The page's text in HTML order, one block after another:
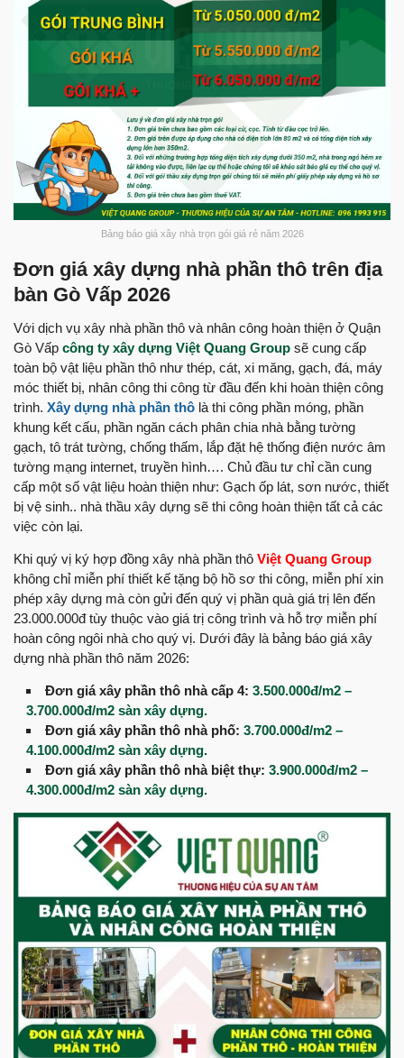
Bảng báo giá xây nhà trọn gói giá rẻ năm 2026
Đơn giá xây dựng nhà phần thô trên địa
bàn Gò Vấp 2026
Với dịch vụ xây nhà phần thô và nhân công hoàn thiện ở Quận
Gò Vấp công ty xây dựng Việt Quang Group sẽ cung cấp
toàn bộ vật liệu phần thô như thép, cát, xi măng, gạch, đá, máy
móc thiết bị, nhân công thi công từ đầu đến khi hoàn thiện công
trình. Xây dựng nhà phần thô là thi công phần móng, phần
khung kết cấu, phần ngăn cách phân chia nhà bằng tường
gạch, tô trát tường, chống thấm, lắp đặt hệ thống điện nước âm
tường mạng internet, truyền hình…. Chủ đầu tư chỉ cần cung
cấp một số vật liệu hoàn thiện như: Gạch ốp lát, sơn nước, thiết
bị vệ sinh.. nhà thầu xây dựng sẽ thi công hoàn thiện tất cả các
việc còn lại.
Khi quý vị ký hợp đồng xây nhà phần thô Việt Quang Group
không chỉ miễn phí thiết kế tặng bộ hồ sơ thi công, miễn phí xin
phép xây dựng mà còn gửi đến quý vị phần quà giá trị lên đến
23.000.000đ tùy thuộc vào giá trị công trình và hỗ trợ miễn phí
hoàn công ngôi nhà cho quý vị. Dưới đây là bảng báo giá xây
dựng nhà phần thô năm 2026:
Đơn giá xây phần thô nhà cấp 4: 3.500.000đ/m2 –
3.700.000đ/m2 sàn xây dựng.
Đơn giá xây phần thô nhà phố: 3.700.000đ/m2 –
4.100.000đ/m2 sàn xây dựng.
Đơn giá xây phần thô nhà biệt thự: 3.900.000đ/m2 –
4.300.000đ/m2 sàn xây dựng.